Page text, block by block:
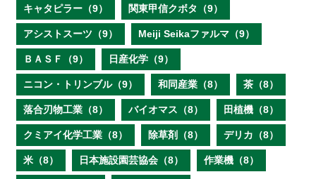
キャタピラー（9） 関東甲信クボタ（9）
アシストスーツ（9） Meiji Seikaファルマ（9）
ＢＡＳＦ（9） 日産化学（9）
ニコン・トリンブル（9） 和同産業（8） 茶（8）
落合刃物工業（8） バイオマス（8） 田植機（8）
クミアイ化学工業（8） 除草剤（8） デリカ（8）
米（8） 日本施設園芸協会（8） 作業機（8）